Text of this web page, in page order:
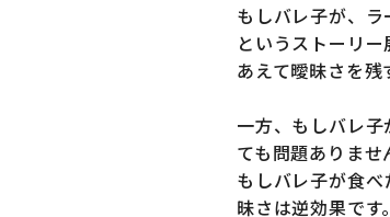
もしバレ子が、
というストーリ
あえて曖昧さを残
一方、もしバレ
ても問題ありませ
もしバレ子が食
昧さは逆効果です。